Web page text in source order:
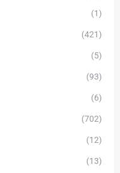
(1)
(421)
(5)
(93)
(6)
(702)
(12)
(13)